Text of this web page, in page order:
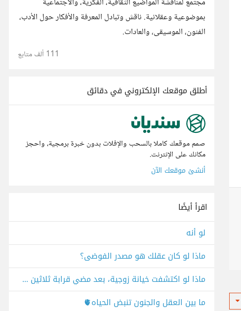
بموضوعية وعقلانية. ناقش وتبادل المعرفة والأفكار حول الأدب،
الفنون، الموسيقى، والعادات.
111 ألف متابع
أطلق موقعك الإلكتروني في دقائق
صمم موقعك كاملا بالسحب والإفلات بدون خبرة برمجية، واحجز
مكانك على الإنترنت.
أنشئ موقعك الآن
اقرأ أيضًا
لو أنه
ماذا لو كان عقلك هو مصدر الفوضى؟
ماذا لو اكتشفت خيانة زوجية، بعد مضي قرابة ثلاثين سنة؟
ما بين العقل والجنون تنبض الحياه🫀